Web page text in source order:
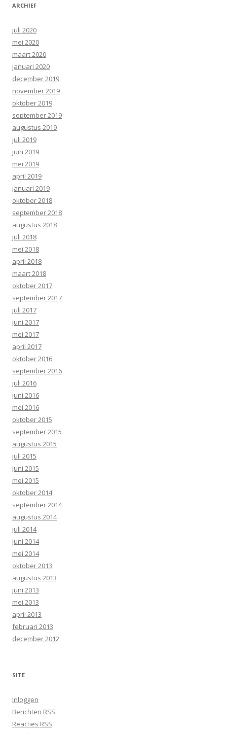
ARCHIEF
juli 2020
mei 2020
maart 2020
januari 2020
december 2019
november 2019
oktober 2019
september 2019
augustus 2019
juli 2019
juni 2019
mei 2019
april 2019
januari 2019
oktober 2018
september 2018
augustus 2018
juli 2018
mei 2018
april 2018
maart 2018
oktober 2017
september 2017
juli 2017
juni 2017
mei 2017
april 2017
oktober 2016
september 2016
juli 2016
juni 2016
mei 2016
oktober 2015
september 2015
augustus 2015
juli 2015
juni 2015
mei 2015
oktober 2014
september 2014
augustus 2014
juli 2014
juni 2014
mei 2014
oktober 2013
augustus 2013
juni 2013
mei 2013
april 2013
februari 2013
december 2012
SITE
Inloggen
Berichten RSS
Reacties RSS